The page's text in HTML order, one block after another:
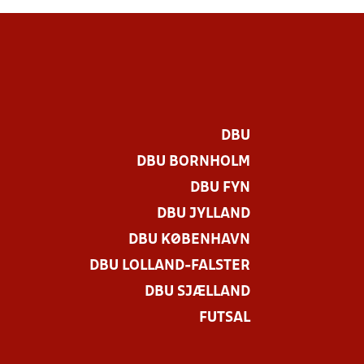
DBU
DBU BORNHOLM
DBU FYN
DBU JYLLAND
DBU KØBENHAVN
DBU LOLLAND-FALSTER
DBU SJÆLLAND
FUTSAL